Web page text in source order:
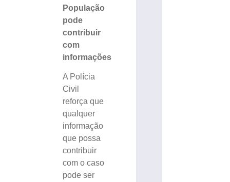
População
pode
contribuir
com
informações
A Polícia
Civil
reforça que
qualquer
informação
que possa
contribuir
com o caso
pode ser